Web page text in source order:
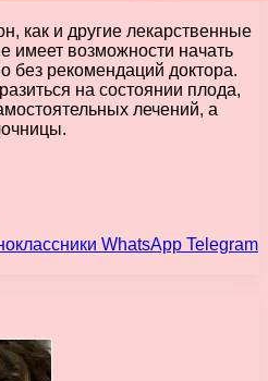
как и другие лекарственные
имеет возможности начать
без рекомендаций доктора.
на состоянии плода,
лечений, а
WhatsApp Telegram